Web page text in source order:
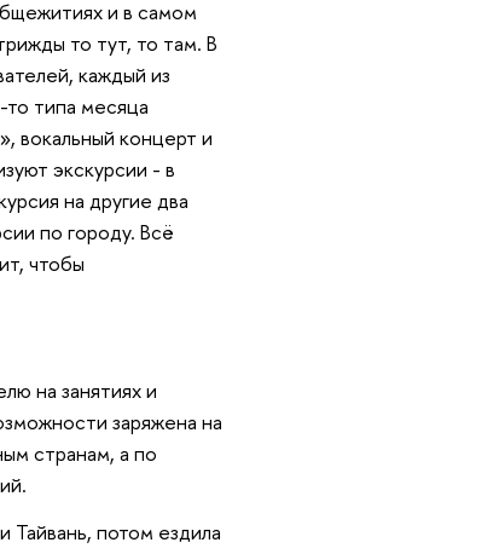
и в самом
то тут, то там. В
каждый из
то типа месяца
вокальный концерт и
экскурсии - в
на другие два
по городу. Всё
чтобы
на занятиях и
заряжена на
странам, а по
Тайвань, потом ездила